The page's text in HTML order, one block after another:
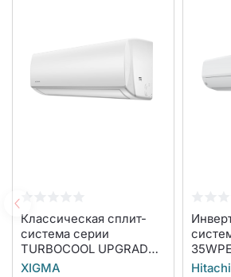
Классическая сплит-
система серии
TURBOCOOL UPGRADE
2023 XG-TX35RHA
XIGMA
серия
Hitachi